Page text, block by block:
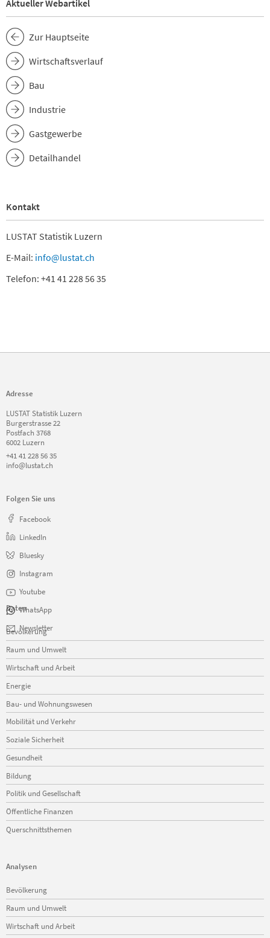
Aktueller Webartikel
Zur Hauptseite
Wirtschaftsverlauf
Bau
Industrie
Gastgewerbe
Detailhandel
Kontakt
LUSTAT Statistik Luzern
E-Mail: info@lustat.ch
Telefon: +41 41 228 56 35
Adresse
LUSTAT Statistik Luzern
Burgerstrasse 22
Postfach 3768
6002 Luzern
+41 41 228 56 35
info@lustat.ch
Folgen Sie uns
Facebook
LinkedIn
Bluesky
Instagram
Youtube
WhatsApp
Newsletter
Daten
Navigation
überspringen
Bevölkerung
Raum und Umwelt
Wirtschaft und Arbeit
Energie
Bau- und Wohnungswesen
Mobilität und Verkehr
Soziale Sicherheit
Gesundheit
Bildung
Politik und Gesellschaft
Öffentliche Finanzen
Querschnittsthemen
Analysen
Navigation
überspringen
Bevölkerung
Raum und Umwelt
Wirtschaft und Arbeit